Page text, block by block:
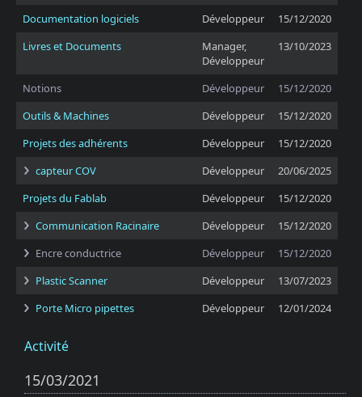
Documentation logiciels
Développeur
15/12/2020
Livres et Documents
Manager,
Développeur
13/10/2023
Notions Développeur
15/12/2020
Outils & Machines
Développeur
15/12/2020
Projets des adhérents
Développeur
15/12/2020
capteur COV
Développeur
20/06/2025
Projets du Fablab
Développeur
15/12/2020
Communication Racinaire
Développeur
15/12/2020
Encre conductrice
Développeur
15/12/2020
Plastic Scanner
Développeur
13/07/2023
Porte Micro pipettes
Développeur 12/01/2024
Activité
15/03/2021